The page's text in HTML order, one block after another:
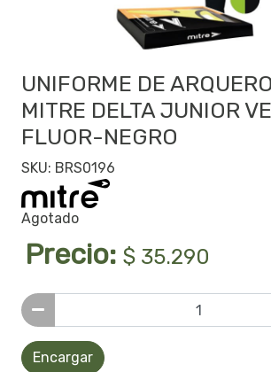
UNIFORME DE
MITRE DELTA JUNIOR
FLUOR-NEGRO
SKU: BRS0196
Agotado
Precio: $ 35.290
Encargar